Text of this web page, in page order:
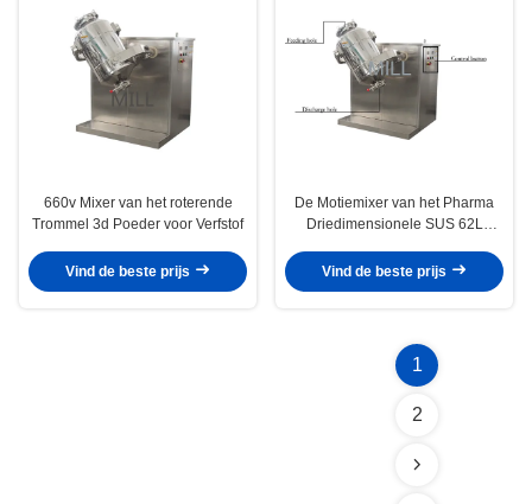
660v Mixer van het roterende
Trommel 3d Poeder voor Verfstof
Vind de beste prijs
De Motiemixer van het Pharma
Driedimensionele SUS 62L
Vind de beste prijs
1
2